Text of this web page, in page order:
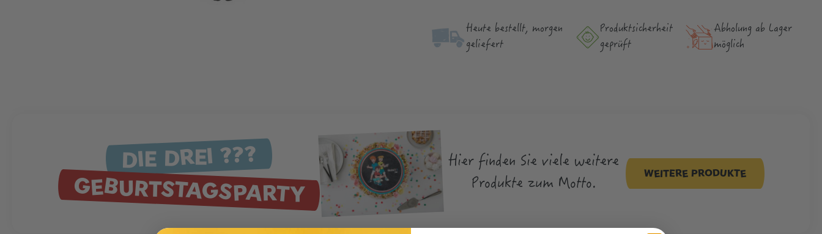
Heute bestellt, morgen
geliefert
Produktsicher­heit
geprüft
Abholung ab Lager
möglich
DIE DREI ???
GEBURTSTAGSPARTY
Hier finden Sie viele weitere
Produkte zum Motto.
WEITERE PRODUKTE